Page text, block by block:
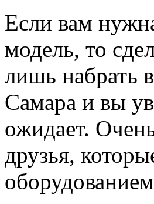
Если вам
модель, то
лишь набрать
Самара и вы
ожидает.
друзья,